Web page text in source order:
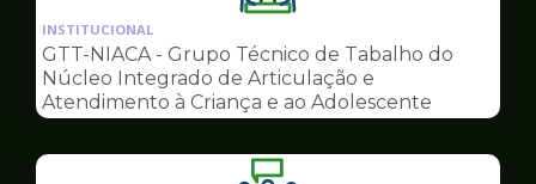
da
pagina
de
Conselhos
INSTITUCIONAL
GTT-NIACA - Grupo Técnico de Tabalho do
Núcleo Integrado de Articulação e
Atendimento à Criança e ao Adolescente